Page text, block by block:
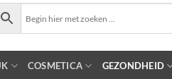
COSMETICA GEZONDHEID